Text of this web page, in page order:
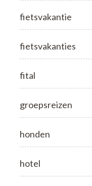
fietsvakantie
fietsvakanties
fital
groepsreizen
honden
hotel